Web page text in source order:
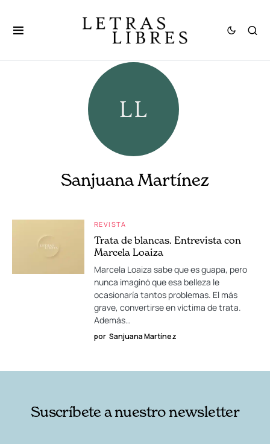
Sanjuana Martínez
REVISTA
Trata de blancas. Entrevista con
Marcela Loaiza
Marcela Loaiza sabe que es guapa, pero
nunca imaginó que esa belleza le
ocasionaría tantos problemas. El más
grave, convertirse en víctima de trata.
Además…
por Sanjuana Martínez
Suscríbete a nuestro newsletter